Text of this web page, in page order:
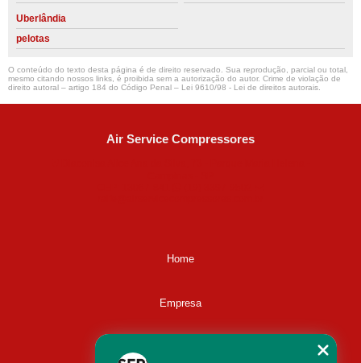
Uberlândia
pelotas
O conteúdo do texto desta página é de direito reservado. Sua reprodução, parcial ou total,
mesmo citando nossos links, é proibida sem a autorização do autor. Crime de violação de
direito autoral – artigo 184 do Código Penal – Lei 9610/98 - Lei de direitos autorais.
Air Service Compressores
Home
Empresa